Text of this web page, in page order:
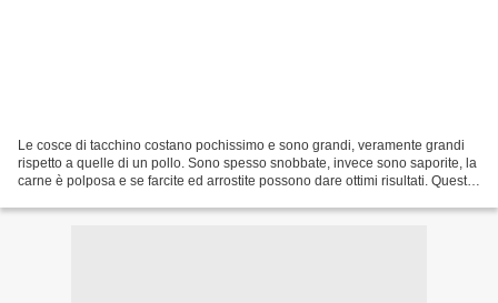
Le cosce di tacchino costano pochissimo e sono grandi, veramente grandi
rispetto a quelle di un pollo. Sono spesso snobbate, invece sono saporite, la
carne è polposa e se farcite ed arrostite possono dare ottimi risultati. Questa